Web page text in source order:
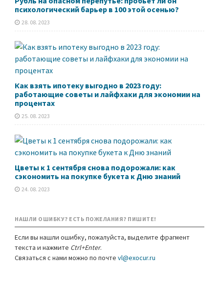
психологический барьер в 100 этой осенью?
28. 08. 2023
Как взять ипотеку выгодно в 2023 году:
работающие советы и лайфхаки для экономии на
процентах
25. 08. 2023
Цветы к 1 сентября снова подорожали: как
сэкономить на покупке букета к Дню знаний
24. 08. 2023
НАШЛИ ОШИБКУ? ЕСТЬ ПОЖЕЛАНИЯ? ПИШИТЕ!
Если вы нашли ошибку, пожалуйста, выделите фрагмент
текста и нажмите Ctrl+Enter.
Связаться с нами можно по почте vl@exocur.ru